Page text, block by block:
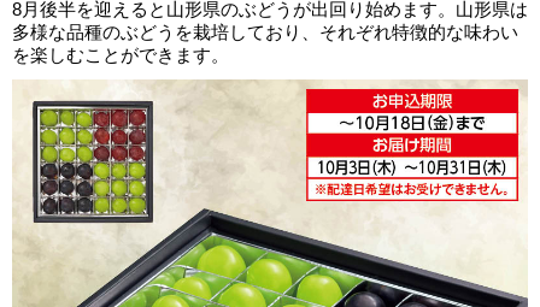
8月後半を迎えると山形県のぶどうが出回り始めます。山形県は
多様な品種のぶどうを栽培しており、それぞれ特徴的な味わい
を楽しむことができます。